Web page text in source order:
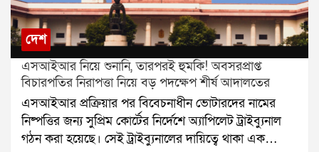
দেশ
এসআইআর নিয়ে শুনানি, তারপরই হুমকি! অবসরপ্রাপ্ত
বিচারপতির নিরাপত্তা নিয়ে বড় পদক্ষেপ শীর্ষ আদালতের
এসআইআর প্রক্রিয়ার পর বিবেচনাধীন ভোটারদের নামের
নিষ্পত্তির জন্য সুপ্রিম কোর্টের নির্দেশে অ্যাপিলেট ট্রাইব্যুনাল
গঠন করা হয়েছে। সেই ট্রাইব্যুনালের দায়িত্বে থাকা এক